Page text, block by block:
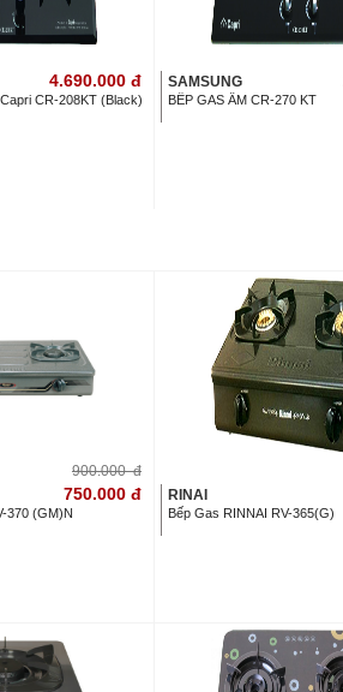
4.690.000 đ
CR-208KT (Black)
SAMSUNG
BẾP GAS ÂM CR-270 KT
900.000 đ
750.000 đ
370 (GM)N
RINAI
Bếp Gas RINNAI RV-365(G)